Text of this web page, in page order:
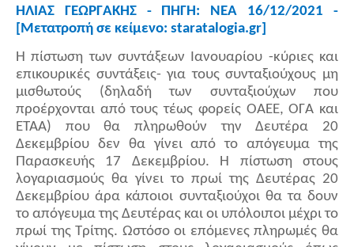
ΗΛΙΑΣ ΓΕΩΡΓΑΚΗΣ - ΠΗΓΗ: ΝΕΑ 16/12/2021 -
[Μετατροπή σε κείμενο: staratalogia.gr]
H πίστωση των συντάξεων Ιανουαρίου -κύριες και
επικουρικές συντάξεις- για τους συνταξιούχους μη
μισθωτούς (δηλαδή των συνταξιούχων που
προέρχονται από τους τέως φορείς ΟΑΕΕ, ΟΓΑ και
ΕΤΑΑ) που θα πληρωθούν την Δευτέρα 20
Δεκεμβρίου δεν θα γίνει από το απόγευμα της
Παρασκευής 17 Δεκεμβρίου. Η πίστωση στους
λογαριασμούς θα γίνει το πρωί της Δευτέρας 20
Δεκεμβρίου άρα κάποιοι συνταξιούχοι θα τα δουν
το απόγευμα της Δευτέρας και οι υπόλοιποι μέχρι το
πρωί της Τρίτης. Ωστόσο οι επόμενες πληρωμές θα